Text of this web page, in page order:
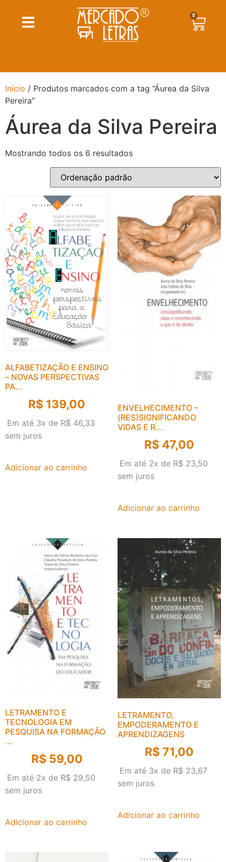
0
Início / Produtos marcados com a tag “Áurea da Silva
Pereira”
Áurea da Silva Pereira
Mostrando todos os 6 resultados
ALFABETIZAÇÃO E ENSINO
– NOVAS PERSPECTIVAS
PA...
R$ 139,00
Em até 3x de R$ 46,33
sem juros
Adicionar ao carrinho
ENVELHECIMENTO –
(RES)SIGNIFICANDO
VIDAS E R...
R$ 47,00
Em até 2x de R$ 23,50
sem juros
Adicionar ao carrinho
LETRAMENTO E
TECNOLOGIA EM
PESQUISA NA FORMAÇÃO
...
R$ 59,00
Em até 2x de R$ 29,50
sem juros
Adicionar ao carrinho
LETRAMENTO,
EMPODERAMENTO E
APRENDIZAGENS
R$ 71,00
Em até 3x de R$ 23,67
sem juros
Adicionar ao carrinho